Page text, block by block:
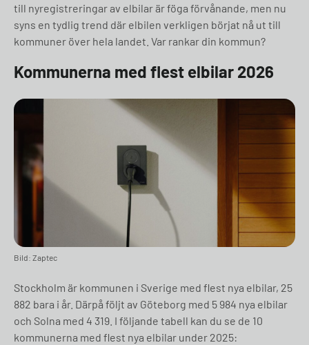
till nyregistreringar av elbilar är föga förvånande, men nu
syns en tydlig trend där elbilen verkligen börjat nå ut till
kommuner över hela landet. Var rankar din kommun?
Kommunerna med flest elbilar 2026
Bild: Zaptec
Stockholm är kommunen i Sverige med flest nya elbilar, 25
882 bara i år. Därpå följt av Göteborg med 5 984 nya elbilar
och Solna med 4 319. I följande tabell kan du se de 10
kommunerna med flest nya elbilar under 2025: